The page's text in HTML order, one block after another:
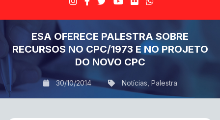
ESA OFERECE PALESTRA SOBRE
RECURSOS NO CPC/1973 E NO PROJETO
DO NOVO CPC
30/10/2014 Notícias Palestra